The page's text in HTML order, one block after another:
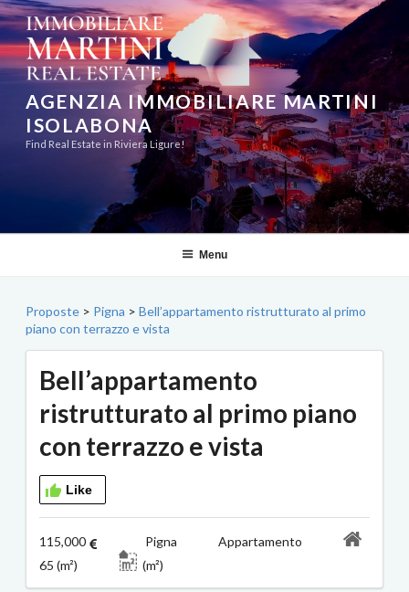
Salta
al
contenuto
AGENZIA IMMOBILIARE MARTINI
ISOLABONA
Find Real Estate in Riviera Ligure!
Menu
Proposte > Pigna > Bell’appartamento ristrutturato al primo
piano con terrazzo e vista
Bell’appartamento
ristrutturato al primo piano
con terrazzo e vista
Like
115,000
Pigna Appartamento
65 (m²)
(m²)